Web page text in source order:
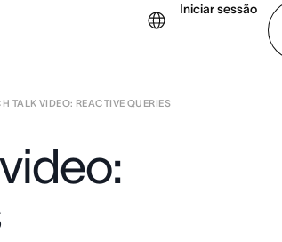
Iniciar sessão
Falar com Vendas Veja uma demonstração
TALK VIDEO: REACTIVE QUERIES